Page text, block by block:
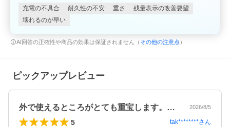
充電の不具合 耐久性の不安 重さ
残量表示の改善要望
壊れるのが早い
AI回答の正確性や商品の効果は保証されません（ その他の注意点 ）
ピックアップレビュー
外で使えるところがとても重宝します。あ… 2026/8/5
5 tak********さん